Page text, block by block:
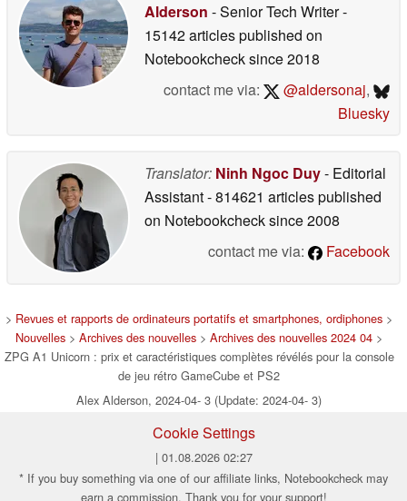
Alderson - Senior Tech Writer-
15142 articles published on
Notebookchecksince 2018
contact me via:
@aldersonaj,
Bluesky
Translator: Ninh Ngoc Duy- Editorial
Assistant- 814621 articles published
on Notebookchecksince 2008
contact me via:
Facebook
> Revues et rapports de ordinateurs portatifs et smartphones, ordiphones >
Nouvelles > Archives des nouvelles > Archives des nouvelles 2024 04 >
ZPG A1 Unicorn : prix et caractéristiques complètes révélés pour la console
de jeu rétro GameCube et PS2
Alex Alderson, 2024-04- 3 (Update: 2024-04- 3)
Cookie Settings
| 01.08.2026 02:27
* If you buy something via one of our affiliate links, Notebookcheck may
earn a commission. Thank you for your support!